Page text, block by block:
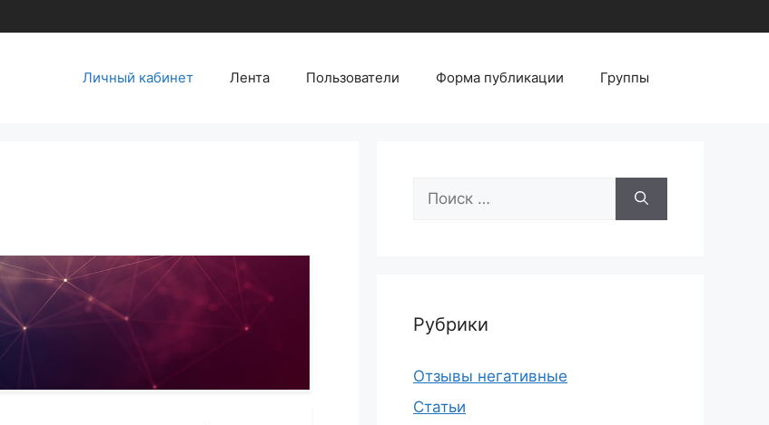
Личный кабинет Лента Пользователи Форма публикации Группы
Поиск:
Рубрики
Отзывы негативные
Статьи